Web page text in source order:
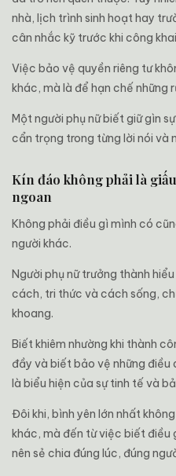
nhà, lịch trình sinh hoạt hay
cân nhắc kỹ trước khi công
Việc bảo vệ quyền riêng tư
khác, mà là để hạn chế những
Một người phụ nữ biết giữ gìn
cẩn trọng trong từng lời nói và
Kín đáo không phải là
ngoan
Không phải điều gì mình có
người khác.
Người phụ nữ trưởng thành
cách, tri thức và cách sống,
khoang.
Biết khiêm nhường khi thành
đầy và biết bảo vệ những
là biểu hiện của sự tinh tế và
Đôi khi, bình yên lớn nhất
khác, mà đến từ việc biết điều
nên sẻ chia đúng lúc, đúng